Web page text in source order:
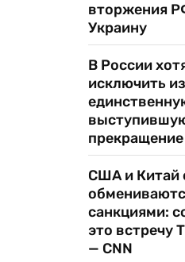
вторжения
Украину
В России
исключить
США и Китай
санкциями:
это встречу
— CNN